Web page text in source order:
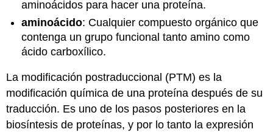
aminoácidos para hacer una proteína.
aminoácido: Cualquier compuesto orgánico que
contenga un grupo funcional tanto amino como
ácido carboxílico.
La modificación postraduccional (PTM) es la
modificación química de una proteína después de su
traducción. Es uno de los pasos posteriores en la
biosíntesis de proteínas, y por lo tanto la expresión